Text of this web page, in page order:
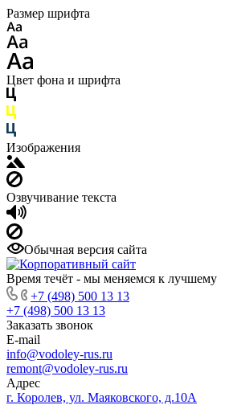
Размер шрифта
Цвет фона и шрифта
Изображения
Озвучивание текста
Обычная версия сайта
Время течёт - мы меняемся к лучшему
+7 (498) 500 13 13
+7 (498) 500 13 13
Заказать звонок
E-mail
info@vodoley-rus.ru
remont@vodoley-rus.ru
Адрес
г. Королев, ул. Маяковского, д.10А